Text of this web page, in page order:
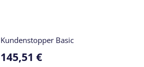
Kundenstopper Basic
145,51 €